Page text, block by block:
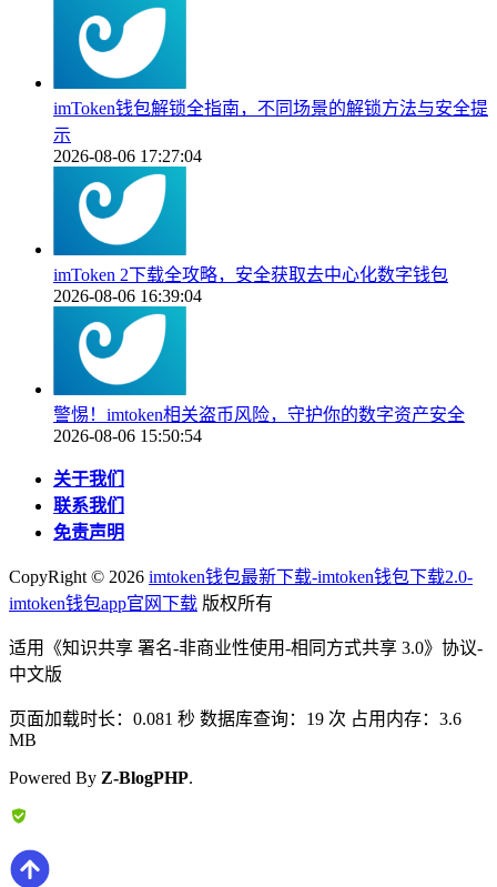
imToken钱包解锁全指南，不同场景的解锁方法与安全提
示
2026-08-06 17:27:04
imToken 2下载全攻略，安全获取去中心化数字钱包
2026-08-06 16:39:04
警惕！imtoken相关盗币风险，守护你的数字资产安全
2026-08-06 15:50:54
关于我们
联系我们
免责声明
CopyRight © 2026 imtoken钱包最新下载-imtoken钱包下载2.0-
imtoken钱包app官网下载 版权所有
适用《知识共享 署名-非商业性使用-相同方式共享 3.0》协议-
中文版
页面加载时长：0.081 秒 数据库查询：19 次 占用内存：3.6
MB
Powered By Z-BlogPHP.